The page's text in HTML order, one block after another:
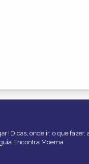
Dicas, onde ir, o que fazer,
Encontra Moema.